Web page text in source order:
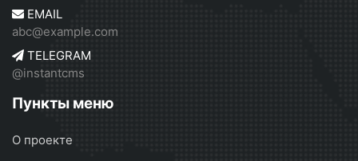
EMAIL
abc@example.com
TELEGRAM
@instantcms
Пункты меню
О проекте